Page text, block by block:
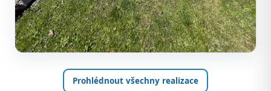
Prohlédnout všechny realizace